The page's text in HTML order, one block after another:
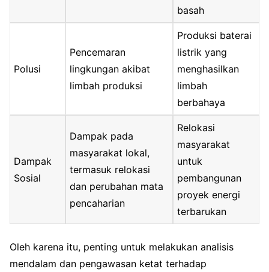
basah
Polusi
Pencemaran
lingkungan akibat
limbah produksi
Produksi baterai
listrik yang
menghasilkan
limbah
berbahaya
Dampak
Sosial
Dampak pada
masyarakat lokal,
termasuk relokasi
dan perubahan mata
pencaharian
Relokasi
masyarakat
untuk
pembangunan
proyek energi
terbarukan
Oleh karena itu, penting untuk melakukan analisis
mendalam dan pengawasan ketat terhadap